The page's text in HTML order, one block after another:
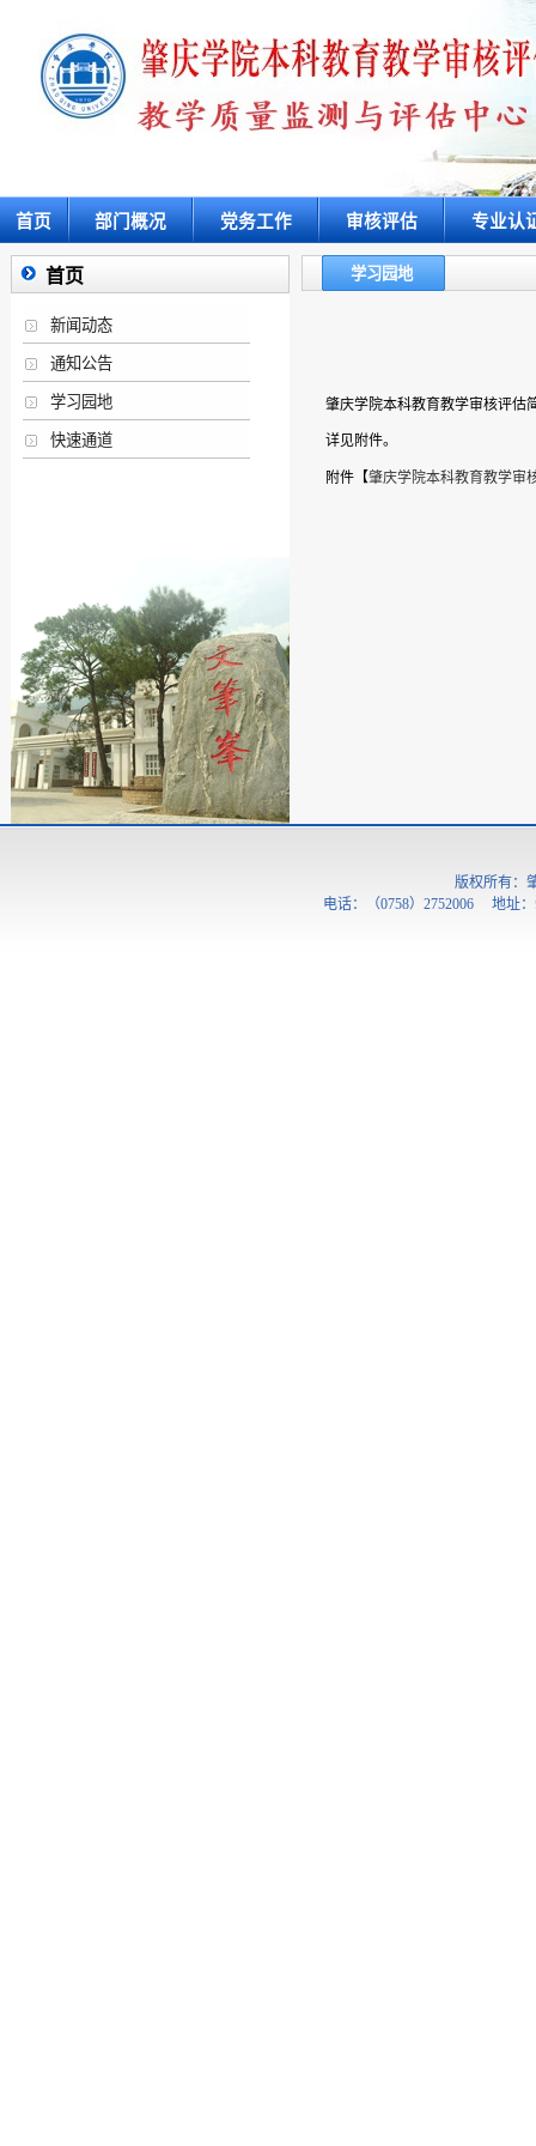
首页 部门概况 党务工作 审核评估 专业认
首页
新闻动态
通知公告
学习园地
快速通道
学习园地
肇庆学院本科教育教学审核评估
详见附件。
附件【肇庆学院本科教育教学审
版权所有：
电话：（0758）2752006 地址